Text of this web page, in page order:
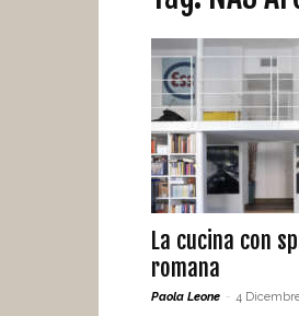
La cucina con
romana
Paola Leone - 4